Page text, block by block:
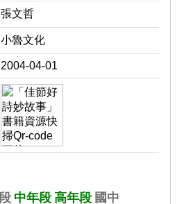
張文哲
小魯文化
2004-04-01
中年段 高年段 國中